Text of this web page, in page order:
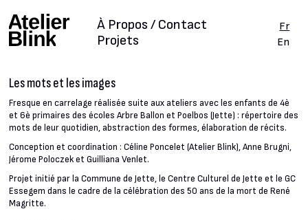
Projets
À Propos / Contact
Fr
En
Les mots et les images
Fresque en carrelage réalisée suite aux ateliers avec les enfants de 4è
et 6è primaires des écoles Arbre Ballon et Poelbos (Jette) : répertoire des
mots de leur quotidien, abstraction des formes, élaboration de récits.
Conception et coordination : Céline Poncelet (Atelier Blink), Anne Brugni,
Jérome Poloczek et Guilliana Venlet.
Projet initié par la Commune de Jette, le Centre Culturel de Jette et le GC
Essegem dans le cadre de la célébration des 50 ans de la mort de René
Magritte.